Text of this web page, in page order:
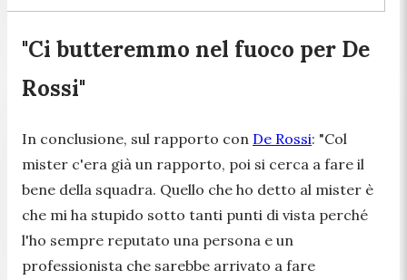
"Ci butteremmo nel fuoco per De
Rossi"
In conclusione, sul rapporto con De Rossi: "Col
mister c'era già un rapporto, poi si cerca a fare il
bene della squadra. Quello che ho detto al mister è
che mi ha stupido sotto tanti punti di vista perché
l'ho sempre reputato una persona e un
professionista che sarebbe arrivato a fare